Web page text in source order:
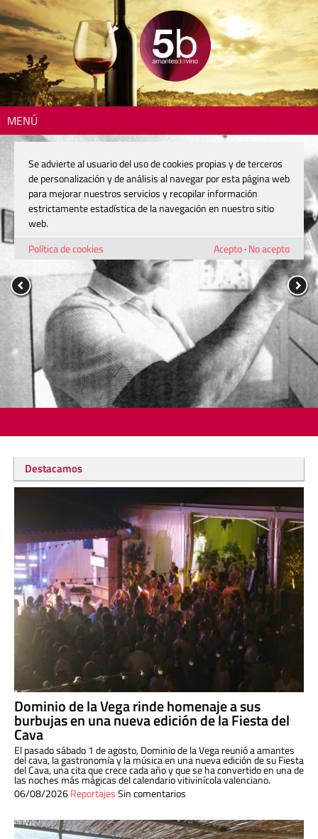
MENÚ
Destacamos
Dominio de la Vega rinde homenaje a sus
burbujas en una nueva edición de la Fiesta del
Cava
El pasado sábado 1 de agosto, Dominio de la Vega reunió a amantes
del cava, la gastronomía y la música en una nueva edición de su Fiesta
del Cava, una cita que crece cada año y que se ha convertido en una de
las noches más mágicas del calendario vitivinícola valenciano.
06/08/2026ReportajesSin comentarios
Se advierte al usuario del uso de cookies propias y de terceros
de personalización y de análisis al navegar por esta página web
para mejorar nuestros servicios y recopilar información
estrictamente estadística de la navegación en nuestro sitio
web.
Política de cookies
Acepto· No acepto